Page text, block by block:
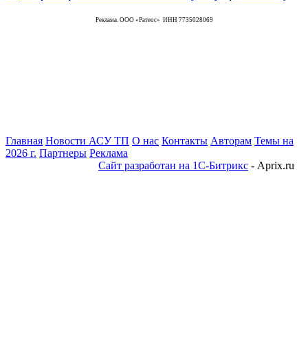
Реклама. ООО «Ратеос» ИНН 7735028069
Главная Новости АСУ ТП О нас Контакты Авторам Темы на
2026 г. Партнеры Реклама
Сайт разработан на 1С-Битрикс - Aprix.ru